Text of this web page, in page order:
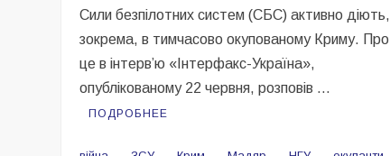
Сили безпілотних систем (СБС) активно діють,
зокрема, в тимчасово окупованому Криму. Про
це в інтерв’ю «Інтерфакс-Україна»,
опублікованому 22 червня, розповів …
ПОДРОБНЕЕ